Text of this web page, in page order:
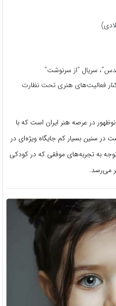
سریال “از سرنوشت”
فعالیت‌های هنری تحت نظارت
در عرصه هنر ایران است که با
سنین بسیار کم جایگاه ویژه‌ای در
توجه به تجربه‌های موفقی که در کودکی
می‌رسد.